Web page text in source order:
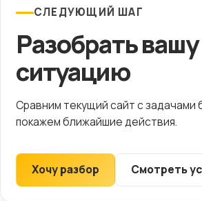
СЛЕДУЮЩИЙ ШАГ
Разобрать вашу
ситуацию
Сравним текущий сайт с задачами
покажем ближайшие действия.
Хочу разбор Смотреть